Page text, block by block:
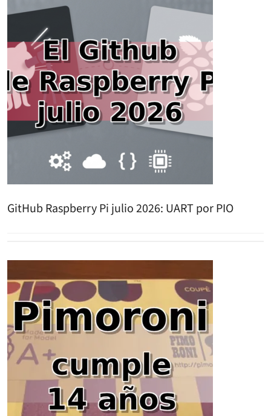
GitHub Raspberry Pi julio 2026: UART por PIO